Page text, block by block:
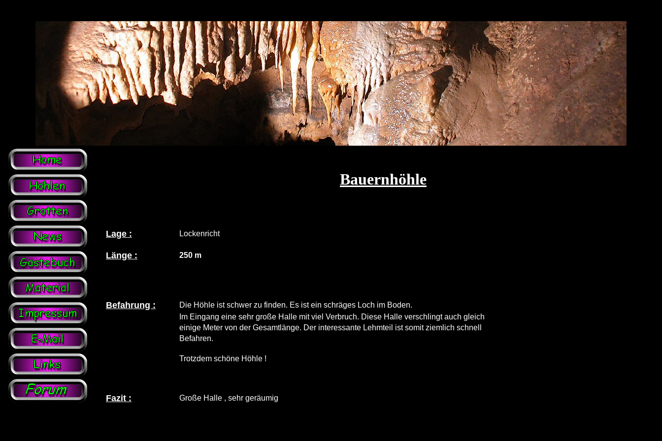
Bauernhöhle
Lage : Lockenricht
Länge : 250 m
Befahrung :
Die Höhle ist schwer zu finden. Es ist ein schräges Loch im Boden.
Im Eingang eine sehr große Halle mit viel Verbruch. Diese Halle verschlingt auch gleich
einige Meter von der Gesamtlänge. Der interessante Lehmteil ist somit ziemlich schnell
Befahren.
Trotzdem schöne Höhle !
Fazit : Große Halle , sehr geräumig